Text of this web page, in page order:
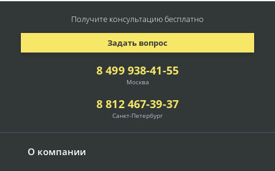
О компании
8 499 938-41-55
Москва
8 812 467-39-37
Санкт-Петербург
Задать вопрос
Получите консультациюбесплатно